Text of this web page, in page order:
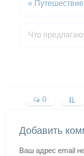
«
Что
0
Добавить
Ваш адрес email